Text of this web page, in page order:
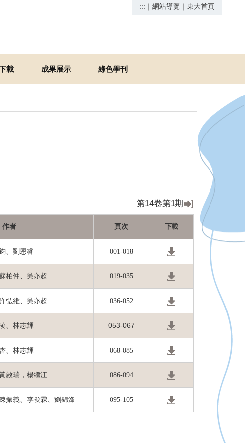
::: ｜ 網站導覽 ｜ 東大首頁
載 成果展示 綠色學刊
第14卷第1期
作者 頁次 下載
、劉恩睿 001-018
柏仲、吳亦超 019-035
弘維、吳亦超 036-052
、林志輝 053-067
、林志輝 068-085
啟瑞，楊繼江 086-094
振義、李俊霖、劉錦浲 095-105